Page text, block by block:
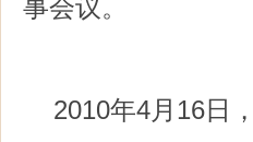
事会议。
2010年4月16日